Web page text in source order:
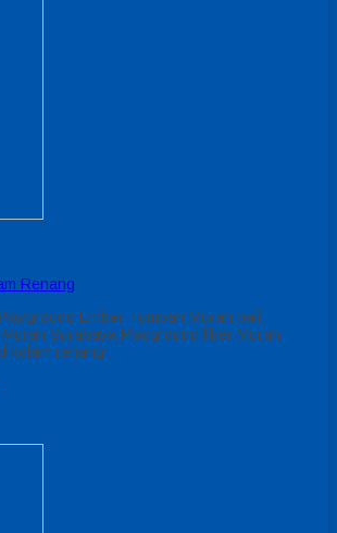
Renang
Ember Tumpah Murah bali
Surabaya Playground fiber Murah
kolam renang